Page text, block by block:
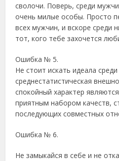
сволочи. Поверь, среди
очень милые особы. Просто
всех мужчин, и вскоре среди
тот, кого тебе захочется
Ошибка № 5.
Не стоит искать идеала
среднестатистическая
спокойный характер
приятным набором качеств,
последующих совместных
Ошибка № 6.
Не замыкайся в себе и не